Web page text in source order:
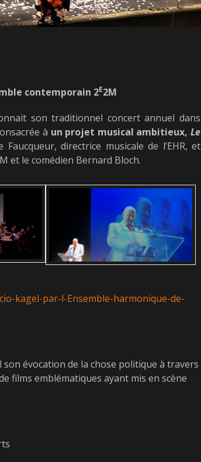
contemporain 2E2M
son traditionnel concert annuel dans
à un projet musical ambitieux,Le
directrice musicale de l’EHR, et
et le comédien Bernard Bloch.
kagel-par-l-Ensemble-harmonique-de-
son évocation de la chose politique à travers
films emblématiques ayant mis en scène